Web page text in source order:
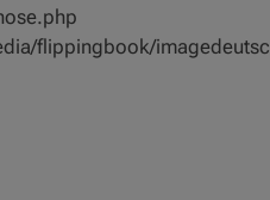
flippingbook/